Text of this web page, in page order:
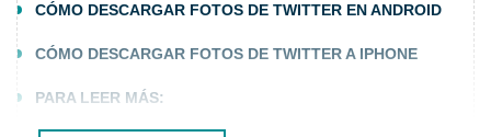
CÓMO DESCARGAR FOTOS DE TWITTER EN ANDROID
CÓMO DESCARGAR FOTOS DE TWITTER A IPHONE
PARA LEER MÁS: